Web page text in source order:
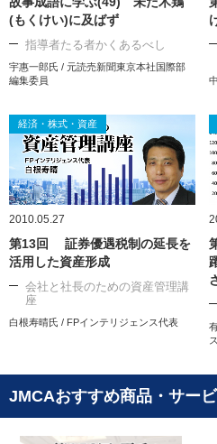
(もくけい)に及ばず
指導者たる者かくあるべし
宇惠一郎氏 / 元読売新聞東京本社国際部
編集委員
経済・株式・資産
2010.05.27
第13回 証券優遇税制の延長を
活用した資産形成
会社と社長のための資産管理講
座
白根寿晴氏 / FPインテリジェンス代表
JMCAおすすめ商品・サー